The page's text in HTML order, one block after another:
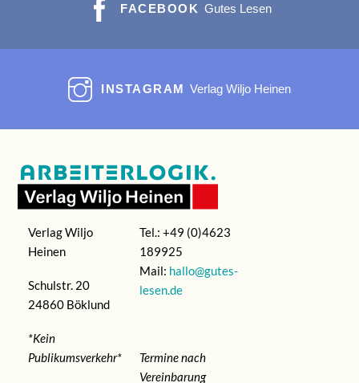
FACEBOOK Gutes Lesen
INSTAGRAM Verlag Wiljo Heinen
Verlag Wiljo
Heinen
Schulstr. 20
24860 Böklund
*Kein
Publikumsverkehr*
Tel.: +49 (0)4623
189925
Mail: hallo@gutes-
lesen.de
Termine nach
Vereinbarung